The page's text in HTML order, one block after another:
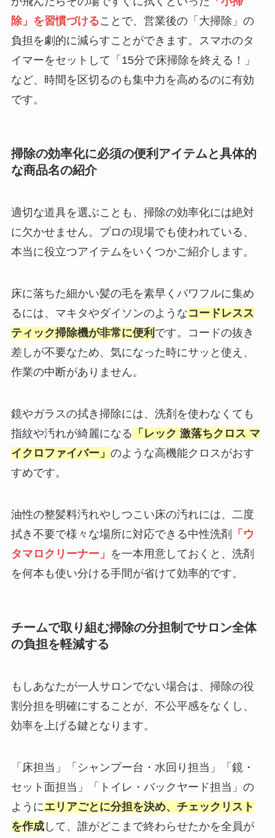
除」を習慣づけることで、営業後の「大掃除」の
負担を劇的に減らすことができます。スマホのタ
イマーをセットして「15分で床掃除を終える！」
など、時間を区切るのも集中力を高めるのに有効
です。
掃除の効率化に必須の便利アイテムと具体的
な商品名の紹介
適切な道具を選ぶことも、掃除の効率化には絶対
に欠かせません。プロの現場でも使われている、
本当に役立つアイテムをいくつかご紹介します。
床に落ちた細かい髪の毛を素早くパワフルに集め
るには、マキタやダイソンのようなコードレスス
ティック掃除機が非常に便利 です。コードの抜き
差しが不要なため、気になった時にサッと使え、
作業の中断がありません。
鏡やガラスの拭き掃除には、洗剤を使わなくても
指紋や汚れが綺麗になる 「レック 激落ちクロス マ
イクロファイバー」 のような高機能クロスがおす
すめです。
油性の整髪料汚れやしつこい床の汚れには、二度
拭き不要で様々な場所に対応できる中性洗剤
「ウ
タマロクリーナー」 を一本用意しておくと、洗剤
を何本も使い分ける手間が省けて効率的です。
チームで取り組む掃除の分担制でサロン全体
の負担を軽減する
もしあなたが一人サロンでない場合は、掃除の役
割分担を明確にすることが、不公平感をなくし、
効率を上げる鍵となります。
「床担当」「シャンプー台・水回り担当」「鏡・
セット面担当」「トイレ・バックヤード担当」の
ようにエリアごとに分担を決め、チェックリスト
を作成して、誰がどこまで終わらせたかを全員が